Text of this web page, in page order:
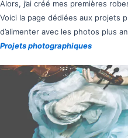
Alors, j’ai créé mes premières
Voici la page dédiées aux projets
d’alimenter avec les photos plus
Projets photographiques